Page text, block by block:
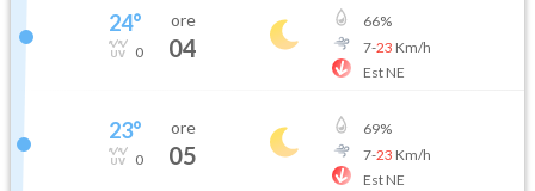
24°
0
ore
04
66%
7-23 Km/h
Est NE
23°
0
ore
05
69%
7-23 Km/h
Est NE